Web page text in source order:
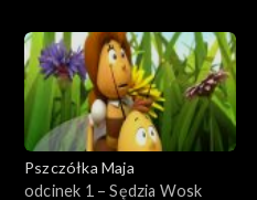
Pszczółka Maja
odcinek 1 – Sędzia Wosk